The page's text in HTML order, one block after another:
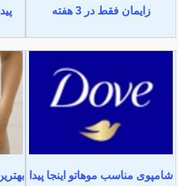
زایمان فقط در 3 هفته
شامپوی مناسب موهاتو اینجا پیدا